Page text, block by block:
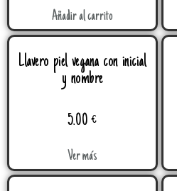
Añadir al carrito
Llavero piel vegana con inicial
y nombre
5.00€
Ver más